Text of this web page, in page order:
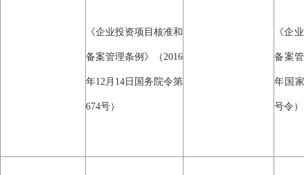
《企业投资项目核准和
备案管理条例》（2016
年12月14日国务院令第
674号）
《企
备案
年国
号令）